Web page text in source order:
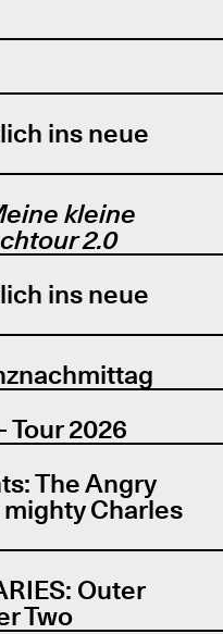
ins neue
kleine
2.0
ins neue
Tour 2026
The Angry
mighty Charles
Outer
Two